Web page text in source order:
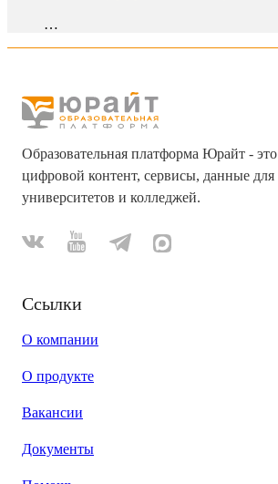
…
Образовательная платформа Юрайт - это
цифровой контент, сервисы, данные для
университетов и колледжей.
Ссылки
О компании
О продукте
Вакансии
Документы